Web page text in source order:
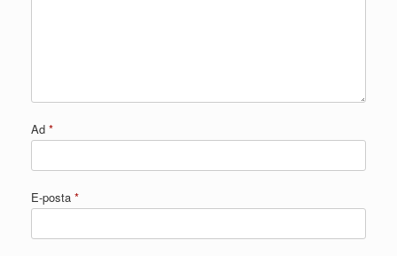
Ad *
E-posta *